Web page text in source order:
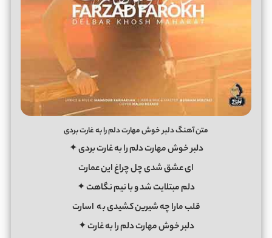
متن آهنگ دلبر خوش مهارت دلم را به غارت بردی
دلبر خوش مهارت دلم را به غارت بردی ✦
ای عشق شدی چل چراغ این عمارت
دلم مبتلایت شد و با نیم نگاهت ✦
قلب مارا چه شیرین کشیدی به اسارت
دلبر خوش مهارت دلم را به غارت ✦